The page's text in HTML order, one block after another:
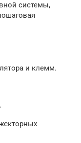
системы,
и клемм.